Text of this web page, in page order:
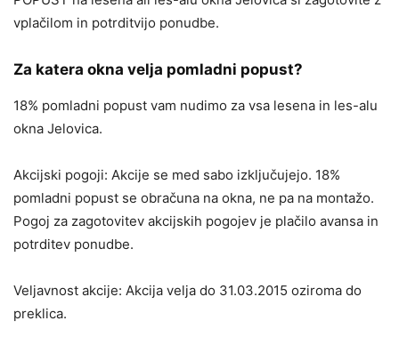
vplačilom in potrditvijo ponudbe.
Za katera okna velja pomladni popust?
18% pomladni popust vam nudimo za vsa lesena in les-alu
okna Jelovica.
Akcijski pogoji: Akcije se med sabo izključujejo. 18%
pomladni popust se obračuna na okna, ne pa na montažo.
Pogoj za zagotovitev akcijskih pogojev je plačilo avansa in
potrditev ponudbe.
Veljavnost akcije: Akcija velja do 31.03.2015 oziroma do
preklica.